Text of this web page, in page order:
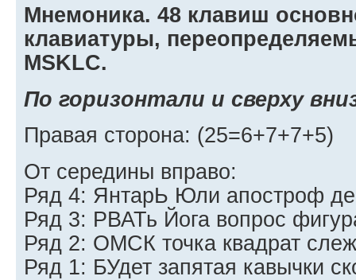
Мнемоника. 48 клавиш
клавиатуры,
MSKLC.
По горизонтали и сверху
Правая сторона: (25=6+7+7+5)
От середины вправо:
Ряд 4: ЯнтарЬ Юли апостроф
Ряд 3: РВАТь Йога вопрос
Ряд 2: ОМСК точка квадрат
Ряд 1: БУдет запятая кавычки